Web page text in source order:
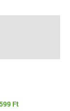
Ft